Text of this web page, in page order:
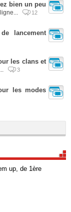
bien un peu
12
lancement
les clans et
3
les modes
up, de 1ère